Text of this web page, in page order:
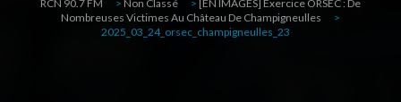
RCN 90.7 FM > Non Classé > [EN IMAGES] Exercice ORSEC : De
Nombreuses Victimes Au Château De Champigneulles
>
2025_03_24_orsec_champigneulles_23